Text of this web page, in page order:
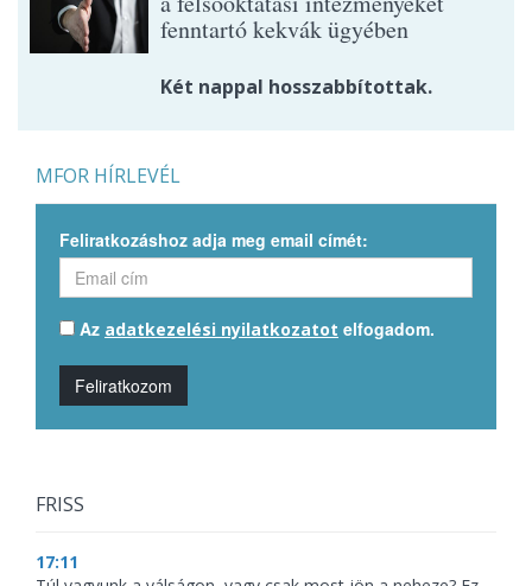
fenntartó kekvák ügyében
Két nappal hosszabbítottak.
MFOR HÍRLEVÉL
Feliratkozáshoz adja meg email címét:
Az adatkezelési nyilatkozatot elfogadom.
Feliratkozom
FRISS
17:11